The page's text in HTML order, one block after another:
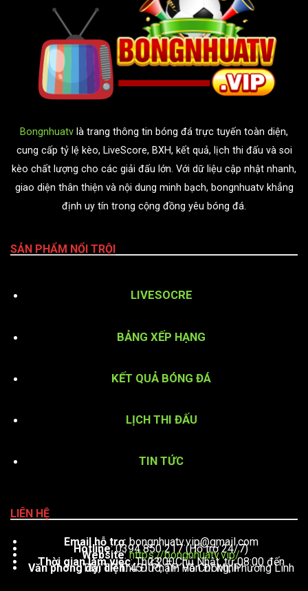
Bongnhuatv là trang thông tin bóng đá trực tuyến toàn diện,
cung cấp tỷ lệ kèo, LiveScore, BXH, kết quả, lịch thi đấu và soi
kèo chất lượng cho các giải đấu lớn. Với dữ liệu cập nhật nhanh,
giao diện thân thiện và nội dung minh bạch, bongnhuatv khẳng
định uy tín trong cộng đồng yêu bóng đá.
SẢN PHẨM NỔI TRỘI
LIVESOCRE
BẢNG XẾP HẠNG
KẾT QUẢ BÓNG ĐÁ
LỊCH THI ĐẤU
TIN TỨC
LIÊN HỆ
Email hỗ trợ:bongnhuatv.vip@gmail.com
Hotline: 0394 850 217 (Hỗ trợ 24/7)
Website:https://bongnhuatv.vip/
Thời gian làm việc : Thứ 2 – Chủ Nhật, từ 08:00 đến 23:00
Văn phòng đại diện: 451 Phạm Văn Đồng, Phường Linh Tây, TP. Thủ Đức, TP. Hồ Chí Minh